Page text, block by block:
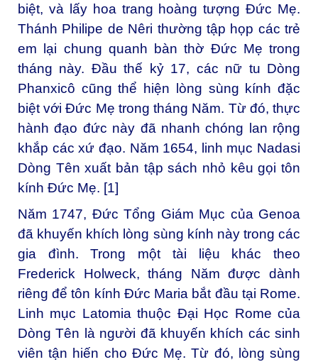
biệt, và lấy hoa trang hoàng tượng Đức Mẹ.
Thánh Philipe de Nêri thường tập họp các trẻ
em lại chung quanh bàn thờ Đức Mẹ trong
tháng này. Đầu thế kỷ 17, các nữ tu Dòng
Phanxicô cũng thể hiện lòng sùng kính đặc
biệt với Đức Mẹ trong tháng Năm. Từ đó, thực
hành đạo đức này đã nhanh chóng lan rộng
khắp các xứ đạo. Năm 1654, linh mục Nadasi
Dòng Tên xuất bản tập sách nhỏ kêu gọi tôn
kính Đức Mẹ. [1]
Năm 1747, Đức Tổng Giám Mục của Genoa
đã khuyến khích lòng sùng kính này trong các
gia đình. Trong một tài liệu khác theo
Frederick Holweck, tháng Năm được dành
riêng để tôn kính Đức Maria bắt đầu tại Rome.
Linh mục Latomia thuộc Đại Học Rome của
Dòng Tên là người đã khuyến khích các sinh
viên tận hiến cho Đức Mẹ. Từ đó, lòng sùng